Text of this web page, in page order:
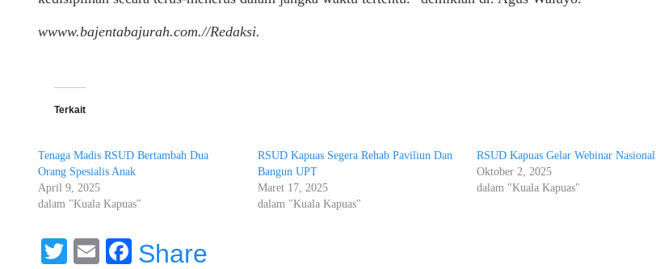
wwww.bajentabajurah.com.//Redaksi.
Terkait
Tenaga Madis RSUD Bertambah Dua
Orang Spesialis Anak
April 9, 2025
dalam "Kuala Kapuas"
RSUD Kapuas Segera Rehab Paviliun Dan
Bangun UPT
Maret 17, 2025
dalam "Kuala Kapuas"
RSUD Kapuas Gelar Webinar Nasional
Oktober 2, 2025
dalam "Kuala Kapuas"
Twitter
EmailFacebook
Share